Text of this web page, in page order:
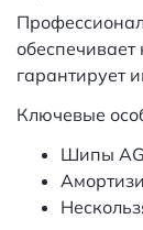
гарантирует
Ключевые
Шипы AG